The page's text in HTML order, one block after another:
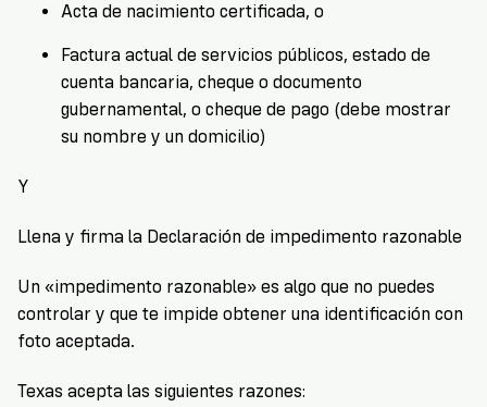
Acta de nacimiento certificada, o
Factura actual de servicios públicos, estado de
cuenta bancaria, cheque o documento
gubernamental, o cheque de pago (debe mostrar
su nombre y un domicilio)
Y
Llena y firma la Declaración de impedimento razonable
Un «impedimento razonable» es algo que no puedes
controlar y que te impide obtener una identificación con
foto aceptada.
Texas acepta las siguientes razones: